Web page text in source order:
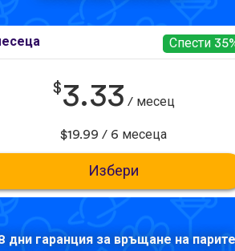
Спести
$3.33 / месец
$19.99 / 6 месеца
Избери
дни гаранция за връщане на парите